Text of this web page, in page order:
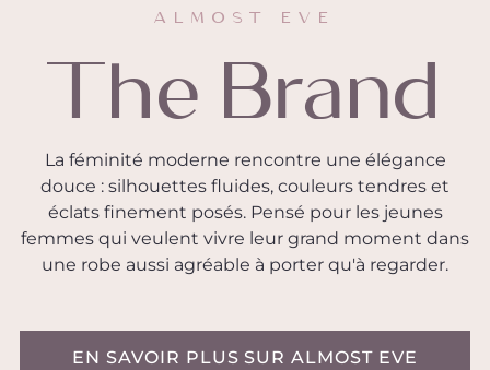
ALMOST EVE
The Brand
La féminité moderne rencontre une élégance
douce : silhouettes fluides, couleurs tendres et
éclats finement posés. Pensé pour les jeunes
femmes qui veulent vivre leur grand moment dans
une robe aussi agréable à porter qu'à regarder.
EN SAVOIR PLUS SUR ALMOST EVE